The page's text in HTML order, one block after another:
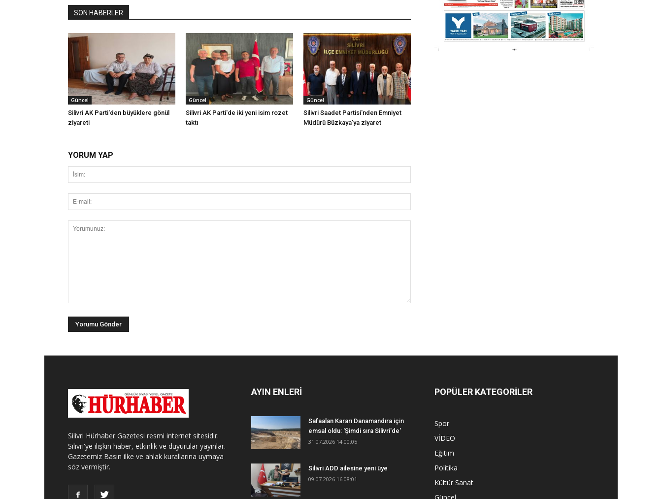
SON HABERLER
Güncel
Silivri AK Parti'den büyüklere gönül
ziyareti
Güncel
Silivri AK Parti'de iki yeni isim rozet
taktı
Güncel
Silivri Saadet Partisi'nden Emniyet
Müdürü Büzkaya'ya ziyaret
YORUM YAP
Silivri Hürhaber Gazetesi resmi internet sitesidir.
Silivri'ye ilişkin haber, etkinlik ve duyurular yayınlar.
Gazetemiz Basın ilke ve ahlak kurallarına uymaya
söz vermiştir.
AYIN ENLERİ
Safaalan Kararı Danamandıra için
emsal oldu: 'Şimdi sıra Silivri'de'
31.07.2026 14:00:05
Silivri ADD ailesine yeni üye
09.07.2026 16:08:01
POPÜLER KATEGORİLER
Spor
VİDEO
Eğitim
Politika
Kültür Sanat